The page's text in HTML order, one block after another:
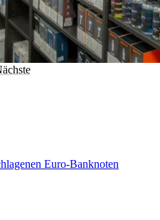
Euro-Banknoten